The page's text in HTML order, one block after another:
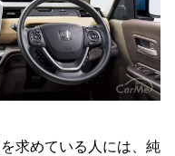
求めている人には、純